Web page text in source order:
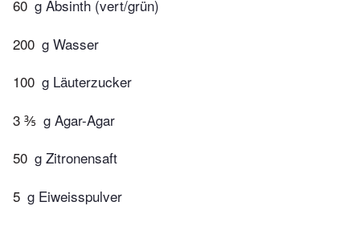
60 g Absinth (vert/grün)
200 g Wasser
100 g Läuterzucker
3 ⅗ g Agar-Agar
50 g Zitronensaft
5 g Eiweisspulver